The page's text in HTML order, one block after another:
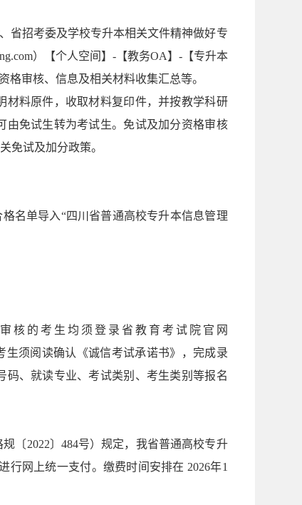
省招考委及学校专升本相关文件精神做好专
）【个人空间】-【教务OA】-【专升本
格审核、信息及相关材料收集汇总等。
材料原件，收取材料复印件，并按教学科研
由免试生转为考试生。免试及加分资格审核
免试及加分政策。
名单导入“四川省普通高校专升本信息管理
核的考生均须登录省教育考试院官网
生须阅读确认《诚信考试承诺书》，完成录
、就读专业、考试类别、考生类别等报名
〔2022〕484号）规定，我省普通高校专升
行网上统一支付。缴费时间安排在 2026年1